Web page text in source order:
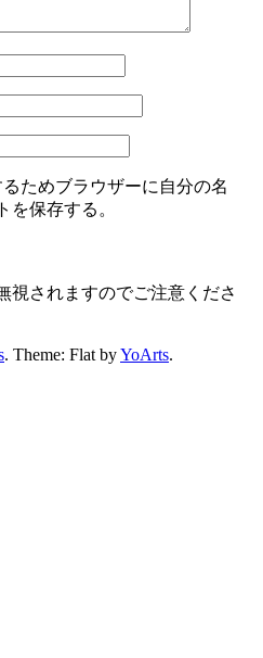
ためブラウザーに自分の名
を保存する。
視されますのでご注意くださ
. Theme: Flat byYoArts.